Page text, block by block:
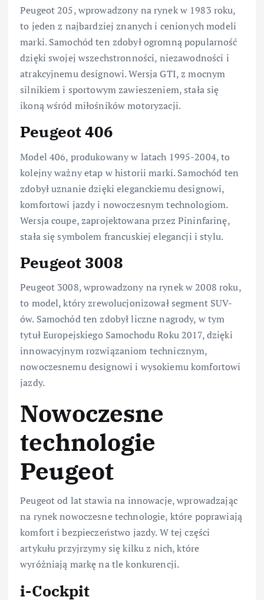
Peugeot 205, wprowadzony na rynek w 1983 roku,
to jeden z najbardziej znanych i cenionych modeli
marki. Samochód ten zdobył ogromną popularność
dzięki swojej wszechstronności, niezawodności i
atrakcyjnemu designowi. Wersja GTI, z mocnym
silnikiem i sportowym zawieszeniem, stała się
ikoną wśród miłośników motoryzacji.
Peugeot 406
Model 406, produkowany w latach 1995-2004, to
kolejny ważny etap w historii marki. Samochód ten
zdobył uznanie dzięki eleganckiemu designowi,
komfortowi jazdy i nowoczesnym technologiom.
Wersja coupe, zaprojektowana przez Pininfarinę,
stała się symbolem francuskiej elegancji i stylu.
Peugeot 3008
Peugeot 3008, wprowadzony na rynek w 2008 roku,
to model, który zrewolucjonizował segment SUV-
ów. Samochód ten zdobył liczne nagrody, w tym
tytuł Europejskiego Samochodu Roku 2017, dzięki
innowacyjnym rozwiązaniom technicznym,
nowoczesnemu designowi i wysokiemu komfortowi
jazdy.
Nowoczesne
technologie
Peugeot
Peugeot od lat stawia na innowacje, wprowadzając
na rynek nowoczesne technologie, które poprawiają
komfort i bezpieczeństwo jazdy. W tej części
artykułu przyjrzymy się kilku z nich, które
wyróżniają markę na tle konkurencji.
i-Cockpit